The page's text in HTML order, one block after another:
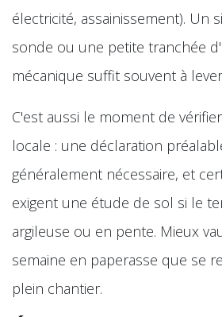
électricité, assainissement). Un
sonde ou une petite tranchée
mécanique suffit souvent à
C'est aussi le moment de
locale : une déclaration
généralement nécessaire, et
exigent une étude de sol si le
argileuse ou en pente. Mieux
semaine en paperasse que se
plein chantier.